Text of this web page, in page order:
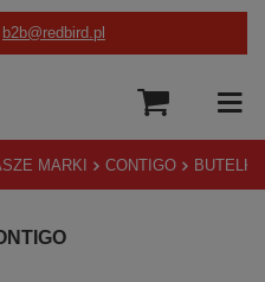
b2b@redbird.pl
MARKI CONTIGO BUTELKI